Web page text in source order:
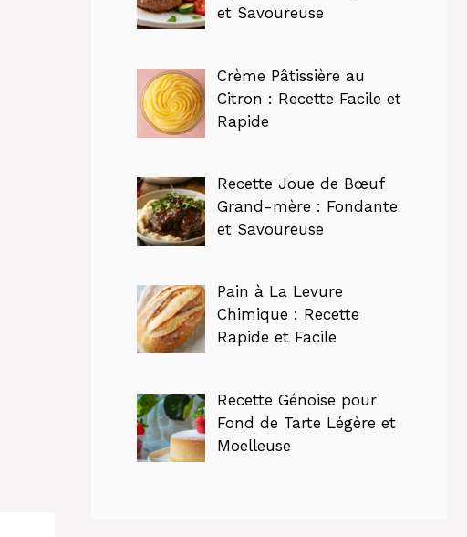
et Savoureuse
Crème Pâtissière au
Citron : Recette Facile et
Rapide
Recette Joue de Bœuf
Grand-mère : Fondante
et Savoureuse
Pain à La Levure
Chimique : Recette
Rapide et Facile
Recette Génoise pour
Fond de Tarte Légère et
Moelleuse